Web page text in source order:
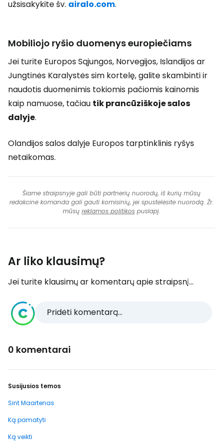
užsisakykite šv. airalo.com.
Mobiliojo ryšio duomenys europiečiams
Jei turite Europos Sąjungos, Norvegijos, Islandijos ar
Jungtinės Karalystės sim kortelę, galite skambinti ir
naudotis duomenimis tokiomis pačiomis kainomis
kaip namuose, tačiau tik prancūziškoje salos
dalyje.
Olandijos salos dalyje Europos tarptinklinis ryšys
netaikomas.
Šiame straipsnyje gali būti partnerių nuorodų, iš kurių mūsų
redakcinė komanda gali gauti komisinių, jei spustelėsite nuorodą. Žr.
mūsų reklamos politikos puslapį.
Ar liko klausimų?
Jei turite klausimų ar komentarų apie straipsnį...
Pridėti komentarą...
0 komentarai
Susijusios temos
Sint Maartenas
Ką pamatyti
Ką veikti